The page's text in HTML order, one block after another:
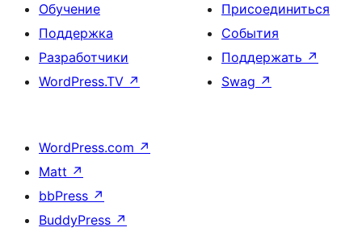
Обучение
Поддержка
Разработчики
WordPress.TV ↗
Присоединиться
События
Поддержать ↗
Swag ↗
WordPress.com ↗
Matt ↗
bbPress ↗
BuddyPress ↗